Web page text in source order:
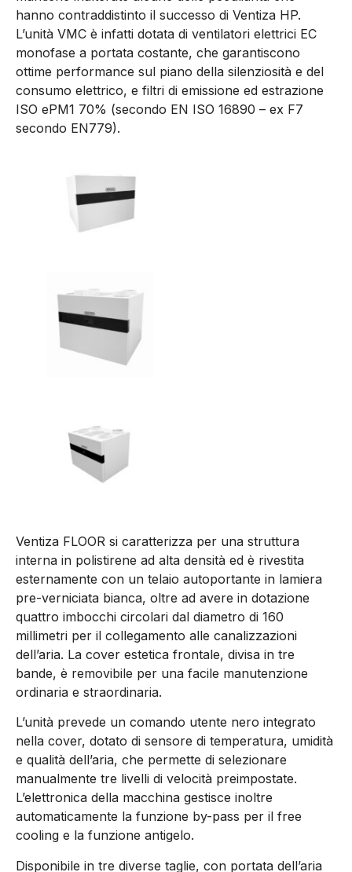
hanno contraddistinto il successo di Ventiza HP.
L’unità VMC è infatti dotata di ventilatori elettrici EC
monofase a portata costante, che garantiscono
ottime performance sul piano della silenziosità e del
consumo elettrico, e filtri di emissione ed estrazione
ISO ePM1 70% (secondo EN ISO 16890 – ex F7
secondo EN779).
Ventiza FLOOR si caratterizza per una struttura
interna in polistirene ad alta densità ed è rivestita
esternamente con un telaio autoportante in lamiera
pre-verniciata bianca, oltre ad avere in dotazione
quattro imbocchi circolari dal diametro di 160
millimetri per il collegamento alle canalizzazioni
dell’aria. La cover estetica frontale, divisa in tre
bande, è removibile per una facile manutenzione
ordinaria e straordinaria.
L’unità prevede un comando utente nero integrato
nella cover, dotato di sensore di temperatura, umidità
e qualità dell’aria, che permette di selezionare
manualmente tre livelli di velocità preimpostate.
L’elettronica della macchina gestisce inoltre
automaticamente la funzione by-pass per il free
cooling e la funzione antigelo.
Disponibile in tre diverse taglie, con portata dell’aria